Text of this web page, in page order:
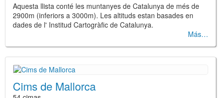
Aquesta llista conté les muntanyes de Catalunya de més de
2900m (inferiors a 3000m). Les altituds estan basades en
dades de l' Institud Cartogràfic de Catalunya.
Más
Cims de Mallorca